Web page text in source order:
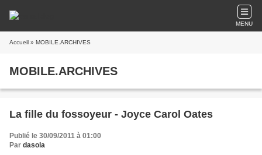
MENU
Accueil » MOBILE.ARCHIVES
MOBILE.ARCHIVES
La fille du fossoyeur - Joyce Carol Oates
Publié le 30/09/2011 à 01:00
Par dasola